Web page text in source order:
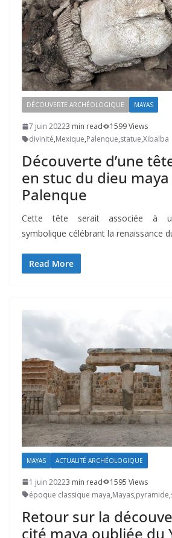
DÉCOUVERTE ARCHÉOLOGIQUE MAYAS
7 juin 20223 min read
1599 Views
divinité,Mexique,Palenque,statue,Xibalba
Découverte d’une
en stuc du dieu
Palenque
Cette tête serait associée à
symbolique célébrant la renaissance
Read More
MAYAS ACTUALITÉ ARCHÉOLOGIQUE
1 juin 20223 min read
1595 Views
époque classique maya,Mayas,pyramide,
Retour sur la
cité maya oubliée du